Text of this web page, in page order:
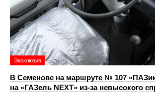
Эксклюзив
В Семенове на маршруте № 107
на «ГАЗель NEXT» из‑за невысокого